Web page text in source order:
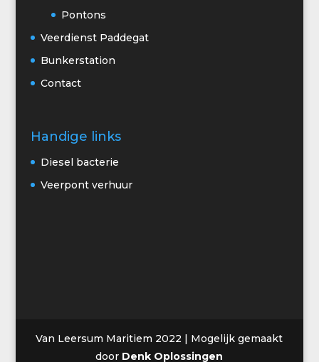
Pontons
Veerdienst Paddegat
Bunkerstation
Contact
Handige links
Diesel bacterie
Veerpont verhuur
Van Leersum Maritiem 2022 | Mogelijk gemaakt
door Denk Oplossingen